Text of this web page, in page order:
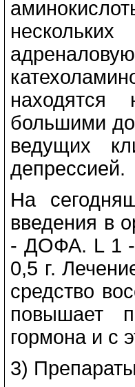
находятся
большими
ведущих
депрессией.
На
введения в
- ДОФА. L 1 -
0,5 г.
средство
повышает
гормона и с
3)